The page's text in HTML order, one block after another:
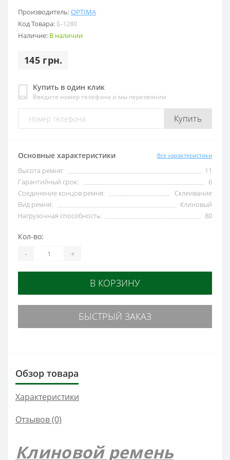
Производитель:OPTIMA
Код Товара: Б-1280
Наличие: В наличии
145 грн.
Купить в один клик
Введите номер телефона и мы перезвоним
Купить
Основные характеристики Все характеристики
Высота ремня:
11
Гарантийный срок:
6
Соединение концов ремня:
Склеивание
Вид ремня:
Клиновый
Нагрузочная способность:
80
Кол-во:
- +
В КОРЗИНУ
БЫСТРЫЙ ЗАКАЗ
Обзор товара
Характеристики
Отзывов (0)
Клиновой ремень